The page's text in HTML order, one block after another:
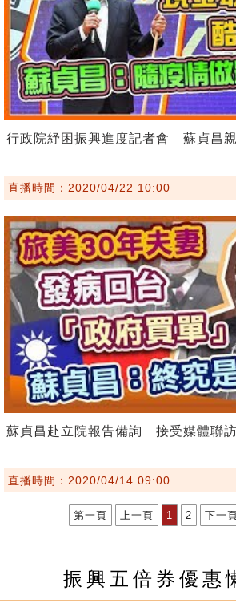
行政院紓困振興進度記者會 蘇貞昌
直播時間：2020/04/22 10:00
蘇貞昌赴立院報告備詢 接受媒體聯訪
直播時間：2020/04/14 09:00
第一頁 上一頁 1 2 下一
振興五倍券優惠